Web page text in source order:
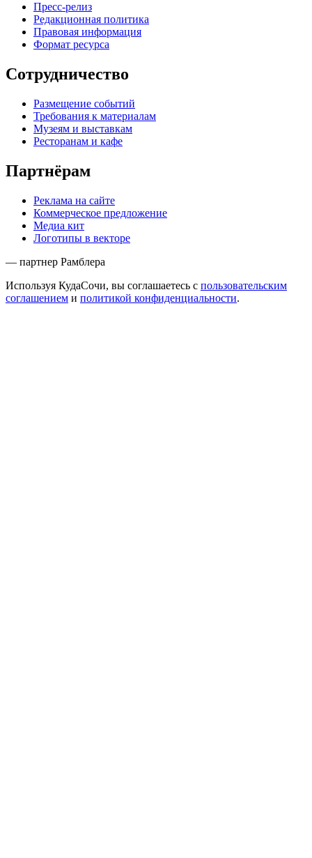
Пресс-релиз
Редакционная политика
Правовая информация
Формат ресурса
Сотрудничество
Размещение событий
Требования к материалам
Музеям и выставкам
Ресторанам и кафе
Партнёрам
Реклама на сайте
Коммерческое предложение
Медиа кит
Логотипы в векторе
— партнер Рамблера
Используя КудаСочи, вы соглашаетесь с пользовательским
соглашением и политикой конфиденциальности.